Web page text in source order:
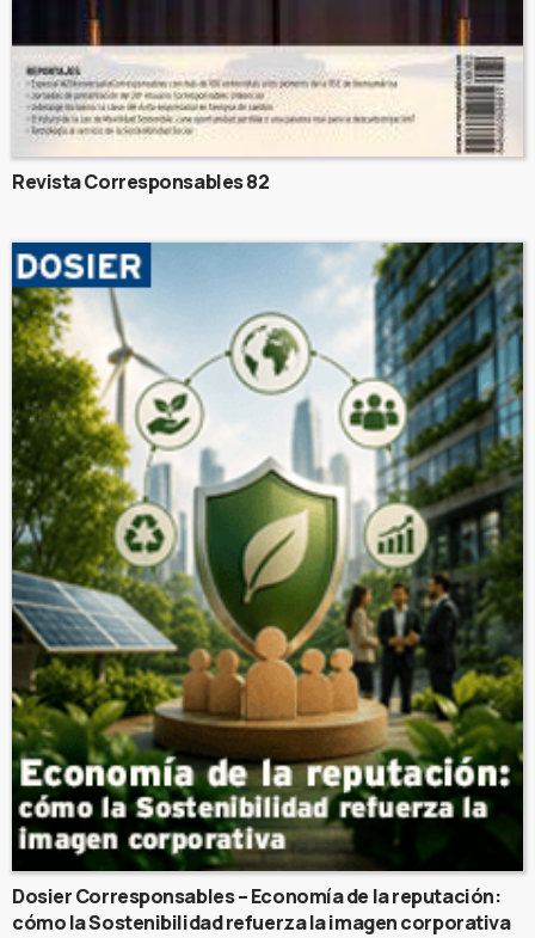
Revista Corresponsables 82
Dosier Corresponsables – Economía de la reputación:
cómo la Sostenibilidad refuerza la imagen corporativa